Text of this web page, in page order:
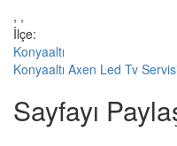
, ,
İlçe:
Konyaaltı
Konyaaltı Axen Led Tv
Sayfayı